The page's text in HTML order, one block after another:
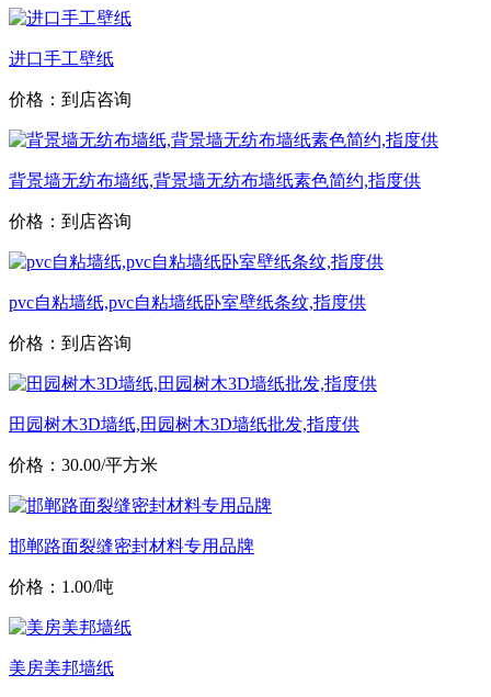
进口手工壁纸
价格：到店咨询
背景墙无纺布墙纸,背景墙无纺布墙纸素色简约,指度供
价格：到店咨询
pvc自粘墙纸,pvc自粘墙纸卧室壁纸条纹,指度供
价格：到店咨询
田园树木3D墙纸,田园树木3D墙纸批发,指度供
价格：30.00/平方米
邯郸路面裂缝密封材料专用品牌
价格：1.00/吨
美房美邦墙纸